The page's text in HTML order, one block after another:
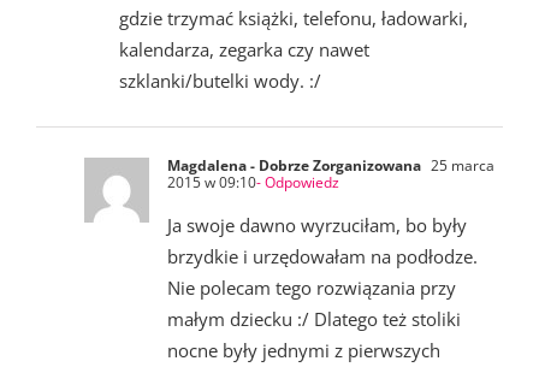
gdzie trzymać książki, telefonu, ładowarki,
kalendarza, zegarka czy nawet
szklanki/butelki wody. :/
Magdalena - Dobrze Zorganizowana 25 marca
2015 w 09:10- Odpowiedz
Ja swoje dawno wyrzuciłam, bo były
brzydkie i urzędowałam na podłodze.
Nie polecam tego rozwiązania przy
małym dziecku :/ Dlatego też stoliki
nocne były jednymi z pierwszych